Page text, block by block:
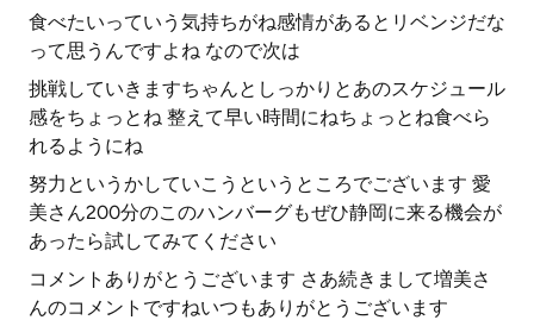
食べたいっていう気持ちがね感情があるとリベンジだな
って思うんですよね なので次は
挑戦していきますちゃんとしっかりとあのスケジュール
感をちょっとね 整えて早い時間にねちょっとね食べら
れるようにね
努力というかしていこうというところでございます 愛
美さん200分のこのハンバーグもぜひ静岡に来る機会が
あったら試してみてください
コメントありがとうございます さあ続きまして増美さ
んのコメントですねいつもありがとうございます